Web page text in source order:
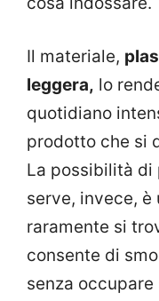
Il materiale,
leggera, lo
quotidiano
prodotto che si
La possibilità di
serve, invece,
raramente si
consente di
senza